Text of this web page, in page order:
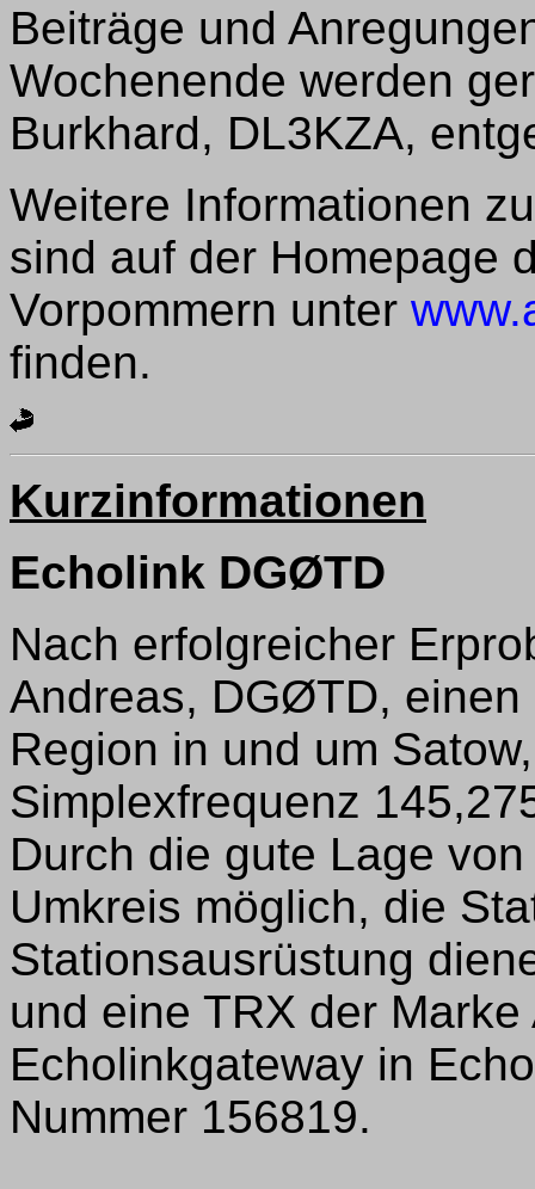
Beiträge und
Wochenende werden
Burkhard, DL3KZA,
Weitere Informationen
sind auf der Homepage
Vorpommern unter
finden.
Kurzinformationen
Echolink DGØTD
Nach erfolgreicher
Andreas, DGØTD,
Region in und um
Simplexfrequenz
Durch die gute Lage
Umkreis möglich, die
Stationsausrüstung
und eine TRX der
Echolinkgateway in
Nummer 156819.